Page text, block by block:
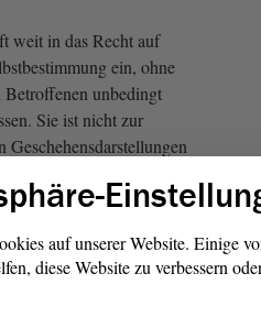
weit in das Recht auf
ein, ohne
Betroffenen unbedingt
Sie ist nicht zur
in der Hand der
liegt, wann sie
sie erfassen kann und
Es ist offensichtlich,
auf unserer Website. Einige
diese Website zu verbessern